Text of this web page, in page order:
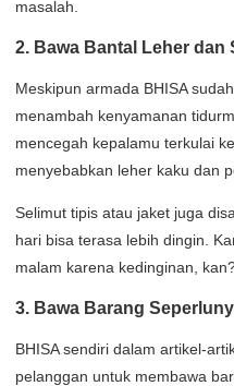
masalah.
2. Bawa Bantal Leher dan
Meskipun armada BHISA
menambah kenyamanan
mencegah kepalamu terkulai
menyebabkan leher kaku dan
Selimut tipis atau jaket juga
hari bisa terasa lebih dingin.
malam karena kedinginan,
3. Bawa Barang
BHISA sendiri dalam artikel-
pelanggan untuk membawa